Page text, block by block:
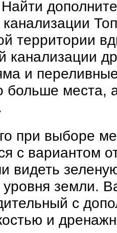
Найти
территории
канализации
и
больше места,
при выборе
с вариантом
видеть
земли.
с
и